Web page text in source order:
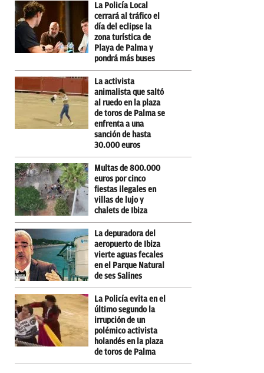
La Policía Local
cerrará al tráfico el
día del eclipse la
zona turística de
Playa de Palma y
pondrá más buses
La activista
animalista que saltó
al ruedo en la plaza
de toros de Palma se
enfrenta a una
sanción de hasta
30.000 euros
Multas de 800.000
euros por cinco
fiestas ilegales en
villas de lujo y
chalets de Ibiza
La depuradora del
aeropuerto de Ibiza
vierte aguas fecales
en el Parque Natural
de ses Salines
La Policía evita en el
último segundo la
irrupción de un
polémico activista
holandés en la plaza
de toros de Palma